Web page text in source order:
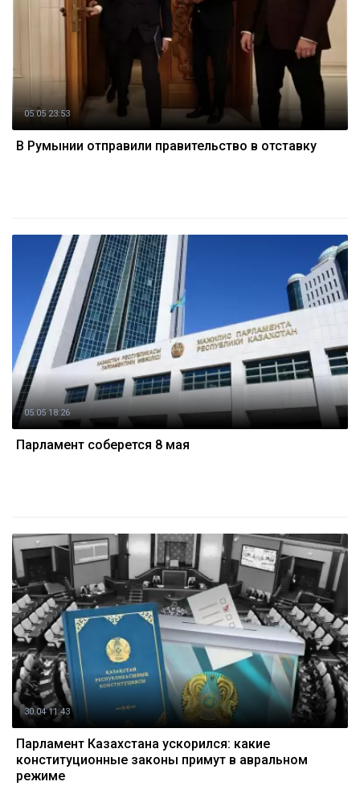
05.05 23:53
В Румынии отправили правительство в отставку
05.05 18:26
Парламент соберется 8 мая
30.04 11:43
Парламент Казахстана ускорился: какие
конституционные законы примут в авральном
режиме